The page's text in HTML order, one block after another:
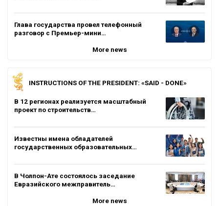
Глава государства провел телефонный
разговор с Премьер-мини…
More news
INSTRUCTIONS OF THE PRESIDENT: «SAID - DONE»
В 12 регионах реализуется масштабный
проект по строительств…
Известны имена обладателей
государственных образовательных…
В Чолпон-Ате состоялось заседание
Евразийского межправитель…
More news